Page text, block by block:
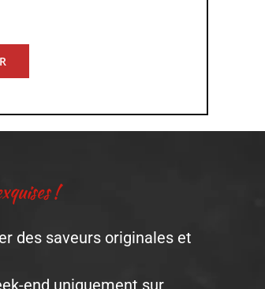
!
des saveurs originales et
end uniquement sur